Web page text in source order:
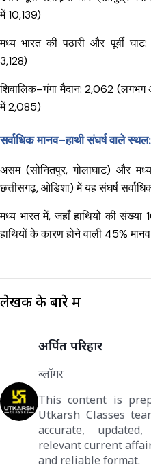
में 10,139)
मध्य भारत की पठारी और पूर्वी
3,128)
शिवालिक–गंगा मैदान: 2,062 (लगभग
में 2,085)
सर्वाधिक मानव–हाथी संघर्ष वाले स्थल:
असम (सोनितपुर, गोलाघाट) और
छत्तीसगढ़, ओडिशा) में यह संघर्ष
मध्य भारत में, जहाँ हाथियों की
हाथियों के कारण होने वाली 45% मानव
लेखक के बारे में
अर्पित परिहार
ब्लॉगर
This content is
Utkarsh Classes
accurate,
relevant current
and reliable format.